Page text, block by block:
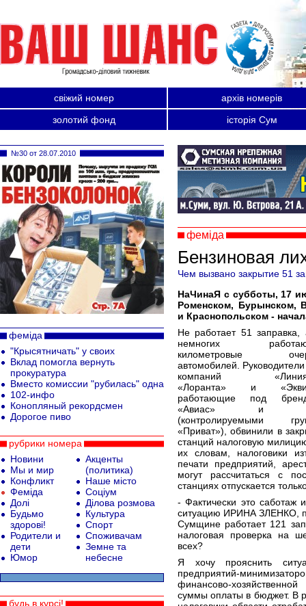
свіжий номер
архів номерів
золотий фонд
історія Сум
феміда
Бензиновая
Чем вызвано закрытие 51
НаЧинаЯ с субботы, 17
Роменском, Бурынском,
и Краснопольском -
Не работает 51 заправка,
немногих
километровые
автомобилей.
компаний
«Лоранта» и
работающие под
«Авиас» и
(контролируемыми
«Приват»), обвинили в
станций налоговую
их словам, налоговики
печати предприятий,
могут рассчитаться с
станциях отпускается
- Фактически это саботаж
ситуацию ИРИНА ЗЛЕНКО,
Сумщине работает 121
налоговая проверка на
всех?
Я хочу прояснить
предприятий-
финансово-
суммы оплаты в бюджет. В
№30 от 28.07.2010
феміда
"Крысятничать" у своих
Вклад помогла вернуть
прокуратура
Вместо комиссии "рубилась" одна
102-инфо
Конопляный рекордсмен
Дорогое пиво
рубрики номера
Новини
Мы и мир
Конфликт
Феміда
Долі
Будьмо
здорові!
Родители и
дети
Юмор
Акценты
(политика)
Наше місто
Соціум
Ділова розмова
Культура
Спорт
Споживачам
Земне та
небесне
будь в курсі!